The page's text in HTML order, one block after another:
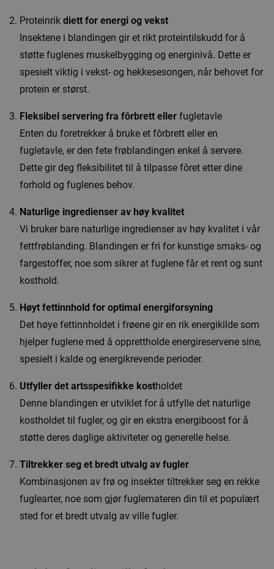
Proteinrik diett for energi og vekst
Insektene i blandingen gir et rikt proteintilskudd for å
støtte fuglenes muskelbygging og energinivå. Dette er
spesielt viktig i vekst- og hekkesesongen, når behovet for
protein er størst.
Fleksibel servering fra fôrbrett eller fugletavle
Enten du foretrekker å bruke et fôrbrett eller en
fugletavle, er den fete frøblandingen enkel å servere.
Dette gir deg fleksibilitet til å tilpasse fôret etter dine
forhold og fuglenes behov.
Naturlige ingredienser av høy kvalitet
Vi bruker bare naturlige ingredienser av høy kvalitet i vår
fettfrøblanding. Blandingen er fri for kunstige smaks- og
fargestoffer, noe som sikrer at fuglene får et rent og sunt
kosthold.
Høyt fettinnhold for optimal energiforsyning
Det høye fettinnholdet i frøene gir en rik energikilde som
hjelper fuglene med å opprettholde energireservene sine,
spesielt i kalde og energikrevende perioder.
Utfyller det artsspesifikke kostholdet
Denne blandingen er utviklet for å utfylle det naturlige
kostholdet til fugler, og gir en ekstra energiboost for å
støtte deres daglige aktiviteter og generelle helse.
Tiltrekker seg et bredt utvalg av fugler
Kombinasjonen av frø og insekter tiltrekker seg en rekke
fuglearter, noe som gjør fuglemateren din til et populært
sted for et bredt utvalg av ville fugler.